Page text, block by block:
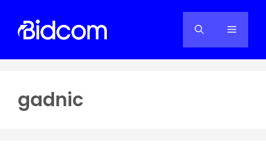
contenido
Menú
gadnic